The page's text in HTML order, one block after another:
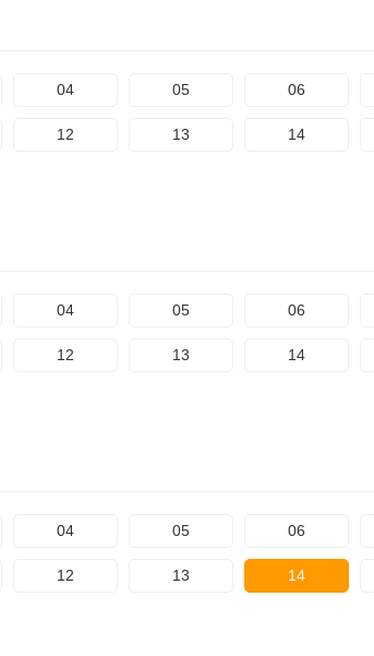
04 05 06
12 13 14
04 05 06
12 13 14
04 05 06
12 13 14